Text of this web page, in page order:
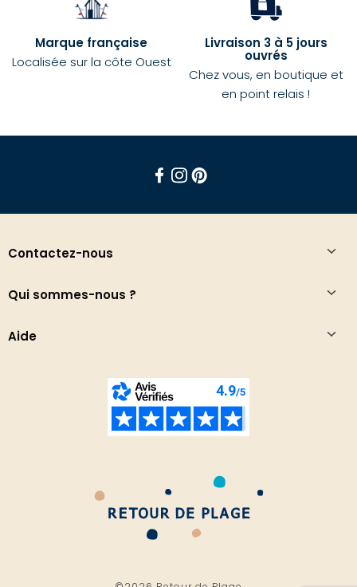
Marque française
Localisée sur la côte Ouest
Livraison 3 à 5 jours
ouvrés
Chez vous, en boutique et
en point relais !
Contactez-nous
Qui sommes-nous ?
Aide